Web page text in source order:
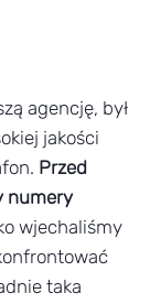
agencję, był
jakości
Przed
numery
wjechaliśmy
taka